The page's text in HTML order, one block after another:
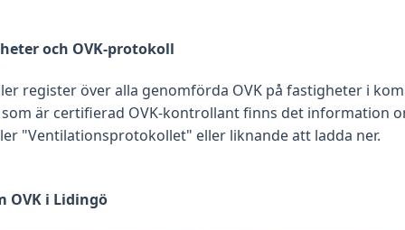
och OVK-protokoll
register över alla genomförda OVK på fastigheter i
som är certifierad OVK-kontrollant finns det
"Ventilationsprotokollet" eller liknande att ladda ner.
OVK i Lidingö